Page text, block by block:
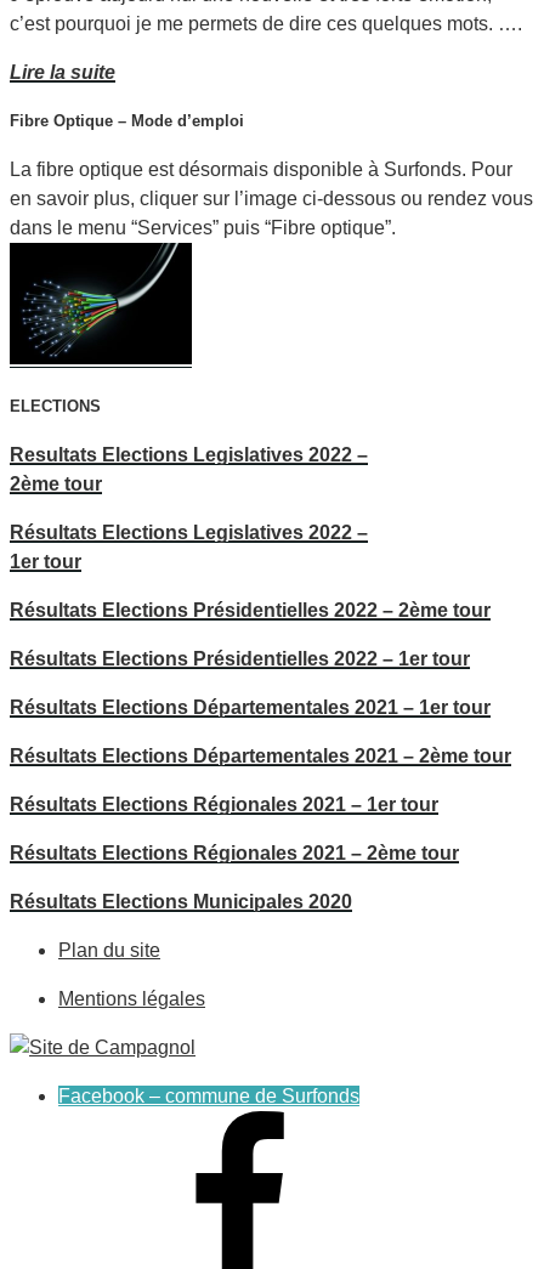
c’est pourquoi je me permets de dire ces quelques mots. ….
Lire la suite
Fibre Optique – Mode d’emploi
La fibre optique est désormais disponible à Surfonds. Pour
en savoir plus, cliquer sur l’image ci-dessous ou rendez vous
dans le menu “Services” puis “Fibre optique”.
ELECTIONS
Resultats Elections Legislatives 2022 –
2ème tour
Résultats Elections Legislatives 2022 –
1er tour
Résultats Elections Présidentielles 2022 – 2ème tour
Résultats Elections Présidentielles 2022 – 1er tour
Résultats Elections Départementales 2021 – 1er tour
Résultats Elections Départementales 2021 – 2ème tour
Résultats Elections Régionales 2021 – 1er tour
Résultats Elections Régionales 2021 – 2ème tour
Résultats Elections Municipales 2020
Plan du site
Mentions légales
Facebook – commune de Surfonds